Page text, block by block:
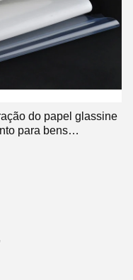
do papel glassine
para bens